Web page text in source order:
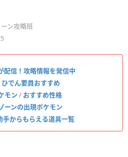
ン攻略班
配信！攻略情報を発信中
ひでん要員おすすめ
モン / おすすめ性格
ーンの出現ポケモン
手からもらえる道具一覧